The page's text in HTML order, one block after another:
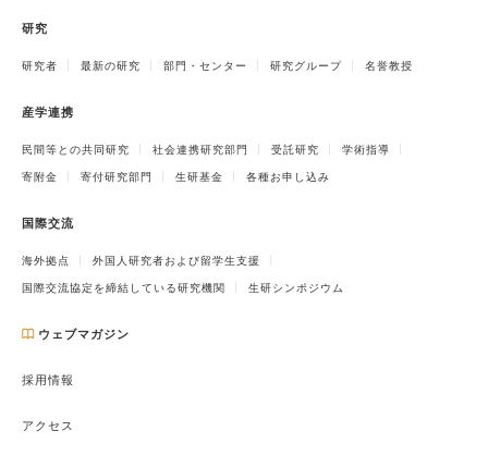
研究
研究者 最新の研究 部門・センター 研究グループ 名誉教授
産学連携
民間等との共同研究 社会連携研究部門 受託研究 学術指導
寄附金 寄付研究部門 生研基金 各種お申し込み
国際交流
海外拠点 外国人研究者および留学生支援
国際交流協定を締結している研究機関 生研シンポジウム
ウェブマガジン
採用情報
アクセス